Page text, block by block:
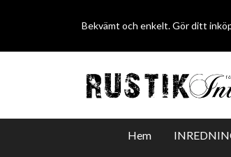
Bekvämt och enkelt. Gör ditt
Hem